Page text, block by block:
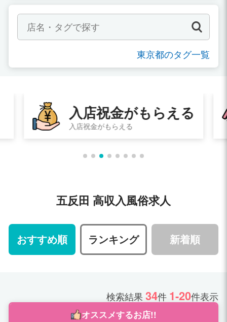
東京都のタグ一覧
即日体験入店
その日に体験入店してお給料ももらえる
五反田 高収入風俗求人
おすすめ順 ランキング 新着順
検索結果34件 1-20件表示
オススメするお店!!